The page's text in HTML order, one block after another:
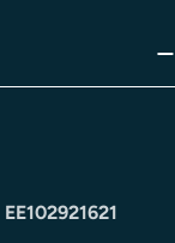
EE102921621